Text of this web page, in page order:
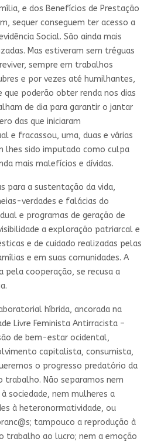
e dos Benefícios de Prestação
sequer conseguem ter acesso a
Social. São ainda mais
Mas estiveram sem tréguas
sempre em trabalhos
e por vezes até humilhantes,
que poderão obter renda nos dias
de dia para garantir o jantar
das que iniciaram
e fracassou, uma, duas e várias
lhes sido imputado como culpa
mais malefícios e dívidas.
para a sustentação da vida,
verdades e falácias do
e programas de geração de
a exploração patriarcal e
e de cuidado realizadas pelas
e em suas comunidades. A
pela cooperação, se recusa a
híbrida, ancorada na
Livre Feminista Antirracista –
de bem-estar ocidental,
capitalista, consumista,
o progresso predatório da
trabalho. Não separamos nem
sociedade, nem mulheres a
à heteronormatividade, ou
tampouco a reprodução à
trabalho ao lucro; nem a emoção